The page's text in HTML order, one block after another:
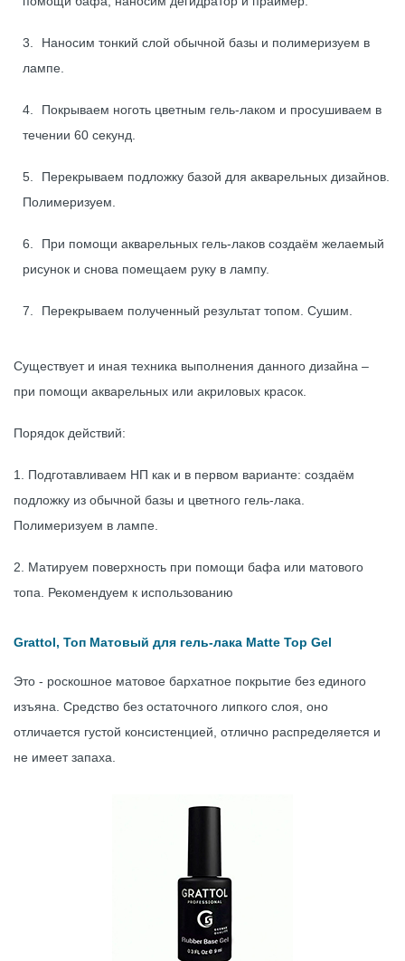
Наносим тонкий слой обычной базы и полимеризуем в
лампе.
Покрываем ноготь цветным гель-лаком и просушиваем в
течении 60 секунд.
Перекрываем подложку базой для акварельных дизайнов.
Полимеризуем.
При помощи акварельных гель-лаков создаём желаемый
рисунок и снова помещаем руку в лампу.
Перекрываем полученный результат топом. Сушим.
Существует и иная техника выполнения данного дизайна –
при помощи акварельных или акриловых красок.
Порядок действий:
1. Подготавливаем НП как и в первом варианте: создаём
подложку из обычной базы и цветного гель-лака.
Полимеризуем в лампе.
2. Матируем поверхность при помощи бафа или матового
топа. Рекомендуем к использованию
Grattol, Топ Матовый для гель-лака Matte Top Gel
Это - роскошное матовое бархатное покрытие без единого
изъяна. Средство без остаточного липкого слоя, оно
отличается густой консистенцией, отлично распределяется и
не имеет запаха.